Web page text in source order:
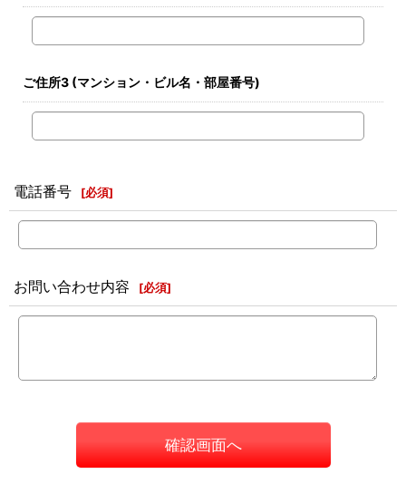
ご住所3 (マンション・ビル名・部屋番号)
電話番号 [必須]
お問い合わせ内容 [必須]
確認画面へ